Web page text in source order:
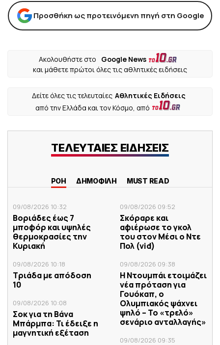
Προσθήκη ως προτεινόμενη πηγή στη Google
Ακολουθήστε στο
Google News
και μάθετε πρώτοι όλες τις αθλητικές ειδήσεις
Δείτε όλες τις τελευταίες Αθλητικές Ειδήσεις
από την Ελλάδα και τον Κόσμο, από
ΤΕΛΕΥΤΑΙΕΣ ΕΙΔΗΣΕΙΣ
ΡΟΗ ΔΗΜΟΦΙΛΗ MUST READ
09/08/2026 10:32
Βοριάδες έως 7
μποφόρ και υψηλές
θερμοκρασίες την
Κυριακή
09/08/2026 10:18
Τριάδα με απόδοση
10
09/08/2026 10:08
Σoκ για τη Βάνα
Μπάρμπα: Τι έδειξε η
μαγνητική εξέταση
09/08/2026 09:52
Σκόραρε και
αφιέρωσε το γκολ
του στον Μέσι ο Ντε
Πολ (vid)
09/08/2026 09:38
Η Ντουμπάι ετοιμάζει
νέα πρόταση για
Γουόκαπ, ο
Ολυμπιακός ψάχνει
ψηλό – Το «τρελό»
σενάριο ανταλλαγής»
09/08/2026 09:35